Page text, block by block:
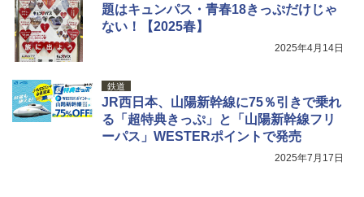
題はキュンパス・青春18きっぷだけじゃ
ない！【2025春】
2025年4月14日
鉄道
JR西日本、山陽新幹線に75％引きで乗れ
る「超特典きっぷ」と「山陽新幹線フリ
ーパス」WESTERポイントで発売
2025年7月17日